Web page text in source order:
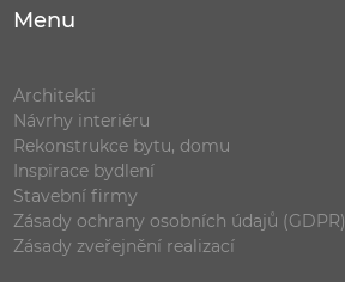
Menu
Architekti
Návrhy interiéru
Rekonstrukce bytu, domu
Inspirace bydlení
Stavební firmy
Zásady ochrany osobních údajů (GDPR)
Zásady zveřejnění realizací